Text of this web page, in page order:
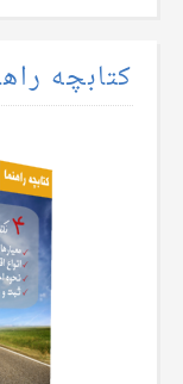
کتابچه